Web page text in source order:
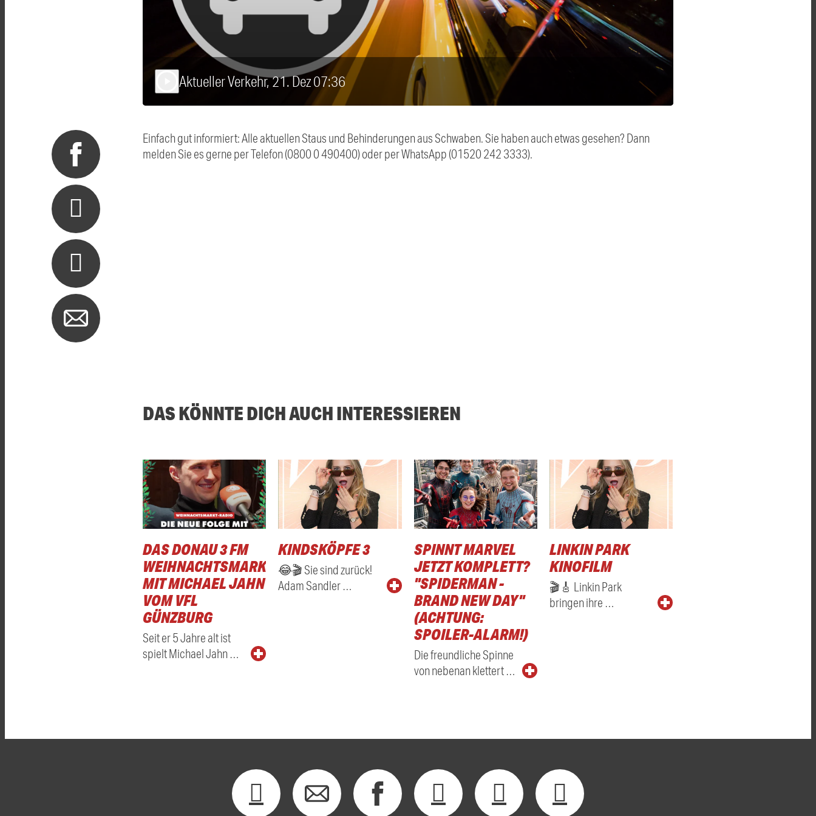
Aktueller Verkehr, 21. Dez 07:36
Einfach gut informiert: Alle aktuellen Staus und Behinderungen aus Schwaben. Sie haben auch etwas gesehen? Dann
melden Sie es gerne per Telefon (0800 0 490400) oder per WhatsApp (01520 242 3333).
DAS KÖNNTE DICH AUCH INTERESSIEREN
DAS DONAU 3 FM
WEIHNACHTSMARKTRADIO
MIT MICHAEL JAHN
VOM VFL
GÜNZBURG
Seit er 5 Jahre alt ist
spielt Michael Jahn …
KINDSKÖPFE 3
😂🎬 Sie sind zurück!
Adam Sandler …
SPINNT MARVEL
JETZT KOMPLETT?
"SPIDERMAN -
BRAND NEW DAY"
(ACHTUNG:
SPOILER-ALARM!)
Die freundliche Spinne
von nebenan klettert …
LINKIN PARK
KINOFILM
🎬🎸 Linkin Park
bringen ihre …